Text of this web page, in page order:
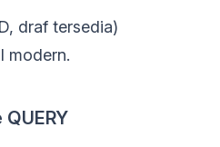
draf tersedia)
modern.